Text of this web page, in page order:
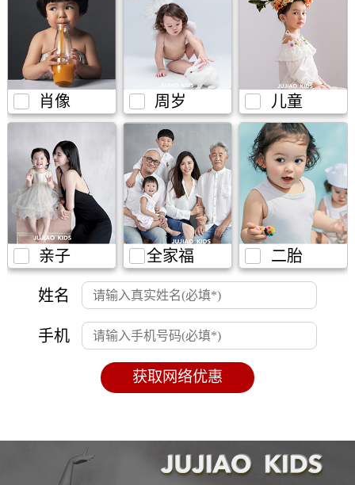
肖像 周岁 儿童
亲子 全家福 二胎
姓名
手机